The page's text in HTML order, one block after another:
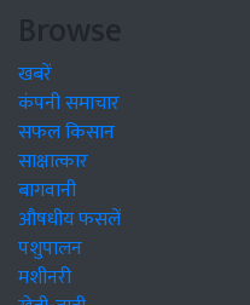
Browse
खबरें
कंपनी समाचार
सफल किसान
साक्षात्कार
बागवानी
औषधीय फसलें
पशुपालन
मशीनरी